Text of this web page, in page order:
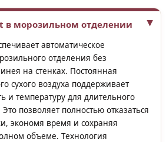
в морозильном отделении
автоматическое
отделения без
на стенках. Постоянная
сухого воздуха поддерживает
и температуру для длительного
позволяет полностью отказаться
экономя время и сохраняя
объеме. Технология